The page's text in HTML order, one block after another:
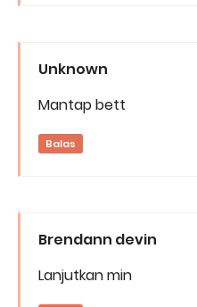
Unknown
Mantap bett
Balas
Brendann devin
Lanjutkan min